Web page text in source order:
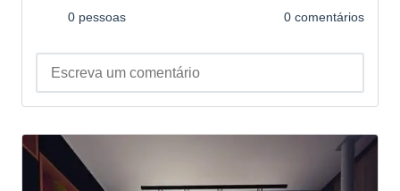
0 pessoas 0 comentários